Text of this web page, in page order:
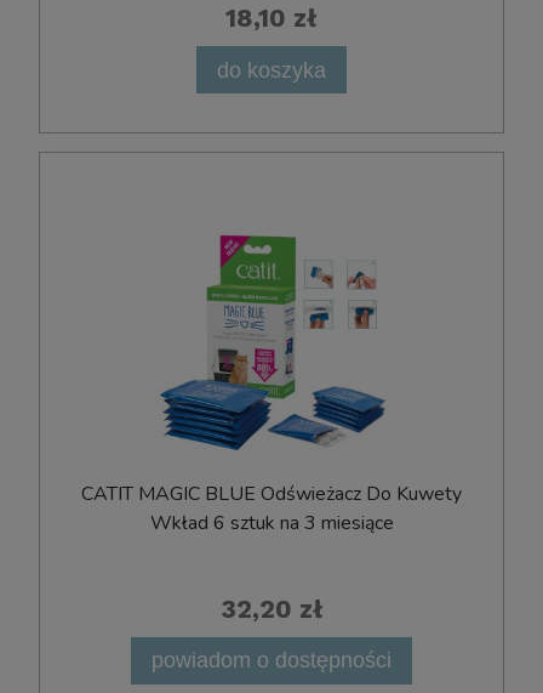
18,10 zł
do koszyka
CATIT MAGIC BLUE Odświeżacz Do Kuwety
Wkład 6 sztuk na 3 miesiące
32,20 zł
powiadom o dostępności